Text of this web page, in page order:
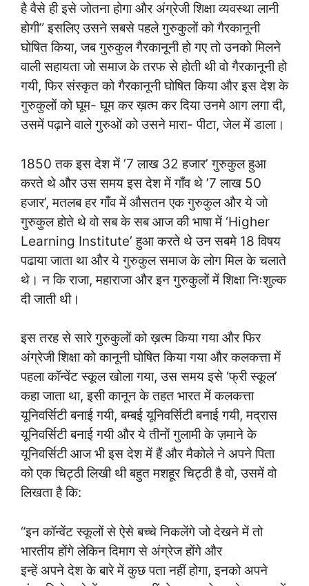
है वैसे ही इसे जोतना होगा और अंग्रेजी शिक्षा व्यवस्था लानी
होगी” इसलिए उसने सबसे पहले गुरुकुलों को गैरकानूनी
घोषित किया, जब गुरुकुल गैरकानूनी हो गए तो उनको मिलने
वाली सहायता जो समाज के तरफ से होती थी वो गैरकानूनी हो
गयी, फिर संस्कृत को गैरकानूनी घोषित किया और इस देश के
गुरुकुलों को घूम- घूम कर ख़त्म कर दिया उनमे आग लगा दी,
उसमें पढ़ाने वाले गुरुओं को उसने मारा- पीटा, जेल में डाला।
1850 तक इस देश में ’7 लाख 32 हजार’ गुरुकुल हुआ
करते थे और उस समय इस देश में गाँव थे ’7 लाख 50
हजार’, मतलब हर गाँव में औसतन एक गुरुकुल और ये जो
गुरुकुल होते थे वो सब के सब आज की भाषा में ‘Higher
Learning Institute’ हुआ करते थे उन सबमे 18 विषय
पढाया जाता था और ये गुरुकुल समाज के लोग मिल के चलाते
थे। न कि राजा, महाराजा और इन गुरुकुलों में शिक्षा निःशुल्क
दी जाती थी।
इस तरह से सारे गुरुकुलों को ख़त्म किया गया और फिर
अंग्रेजी शिक्षा को कानूनी घोषित किया गया और कलकत्ता में
पहला कॉन्वेंट स्कूल खोला गया, उस समय इसे ‘फ्री स्कूल’
कहा जाता था, इसी कानून के तहत भारत में कलकत्ता
यूनिवर्सिटी बनाई गयी, बम्बई यूनिवर्सिटी बनाई गयी, मद्रास
यूनिवर्सिटी बनाई गयी और ये तीनों गुलामी के ज़माने के
यूनिवर्सिटी आज भी इस देश में हैं और मैकोले ने अपने पिता
को एक चिट्ठी लिखी थी बहुत मशहूर चिट्ठी है वो, उसमें वो
लिखता है कि:
“इन कॉन्वेंट स्कूलों से ऐसे बच्चे निकलेंगे जो देखने में तो
भारतीय होंगे लेकिन दिमाग से अंग्रेज होंगे और
इन्हें अपने देश के बारे में कुछ पता नहीं होगा, इनको अपने